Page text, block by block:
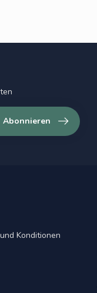
Abonnieren
Konditionen